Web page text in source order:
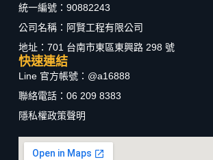
統一編號：90882243
公司名稱：阿賢工程有限公司
地址：701 台南市東區東興路 298 號
快速連結
Line 官方帳號：@a16888
聯絡電話：06 209 8383
隱私權政策聲明